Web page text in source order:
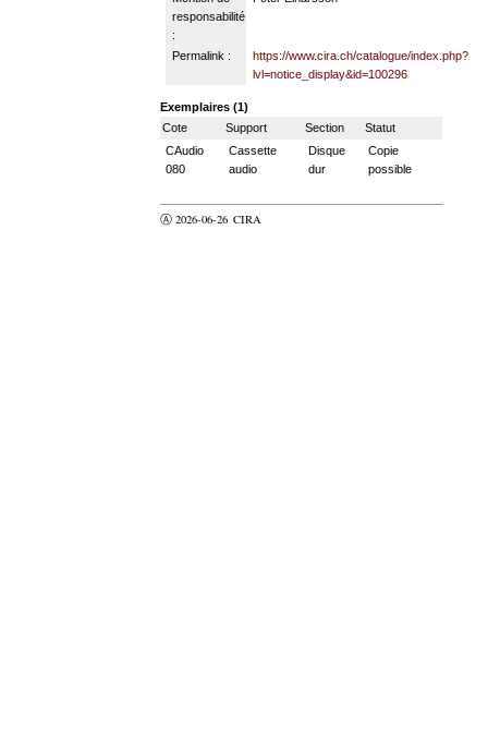
responsabilité
:
Permalink :
https://www.cira.ch/catalogue/index.php?
lvl=notice_display&id=100296
Exemplaires (1)
Cote
Support Section
Statut
CAudio
080
Cassette
audio
Disque
dur
Copie
possible
Ⓐ 2026-06-26 CIRA